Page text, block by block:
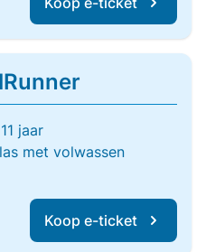
jaar
met volwassen
Koop e-ticket